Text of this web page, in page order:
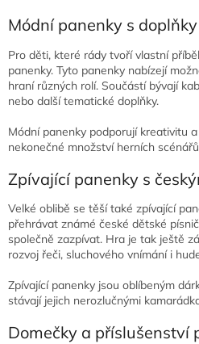
Módní panenky s doplňky
Pro děti, které rády tvoří vlastní
panenky. Tyto panenky nabízejí
hraní různých rolí. Součástí bývají
nebo další tematické doplňky.
Módní panenky podporují kreativitu
nekonečné množství herních
Zpívající panenky s
Velké oblibě se těší také zpívající
přehrávat známé české dětské
společně zazpívat. Hra je tak ještě
rozvoj řeči, sluchového vnímání i
Zpívající panenky jsou oblíbeným
stávají jejich nerozlučnými
Domečky a příslušenství